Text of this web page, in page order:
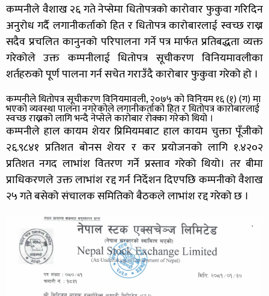
कम्पनीले वैशाख २६ गते नेप्सेमा धितोपत्रको कारोवार फुकुवा गरिदिन
अनुरोध गर्दै लगानीकर्ताको हित र धितोपत्र कारोबारलाई स्वच्छ राख्न
सदैव प्रचलित कानुनको परिपालना गर्ने पत्र मार्फत प्रतिबद्धता व्यक्त
गरेकोले उक्त कम्पनीलाई धितोपत्र सूचीकरण विनियमावलीका
शर्तहरुको पूर्ण पालना गर्न सचेत गराउँदै कारोबार फुकुवा गरेको हो ।
कम्पनीले धितोपत्र सूचीकरण विनियमावली, २०७५ को विनियम १६ (१) (ग) मा
भएको व्यवस्था पालना नगरेकोले लगानीकर्ताको हित र धितोपत्र कारोबारलाई
स्वच्छ राख्नको लागि भन्दै नेप्सेले कारोबार रोक्का गरेको थियो ।
कम्पनीले हाल कायम शेयर प्रिमियमबाट हाल कायम चुक्ता पूँजीको
२६.९८४१ प्रतिशत बोनस शेयर र कर प्रयोजनको लागि १.४२०२
प्रतिशत नगद लाभांश वितरण गर्ने प्रस्ताव गरेको थियो। तर बीमा
प्राधिकरणले उक्त लाभांश रद्द गर्न निर्देशन दिएपछि कम्पनीको वैशाख
२५ गते बसेको संचालक समितिको बैठकले लाभांश रद्द गरेको छ ।